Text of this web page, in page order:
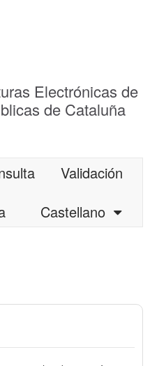
Electrónicas de
de Cataluña
Validación
Castellano